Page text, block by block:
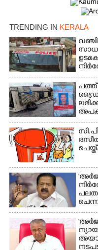
TRENDING IN KERALA
പത്ത്